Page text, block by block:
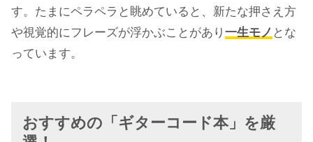
す。たまにペラペラと眺めていると、新たな押さえ方
や視覚的にフレーズが浮かぶことがあり 一生モノ とな
っています。
おすすめの「ギターコード本」を厳